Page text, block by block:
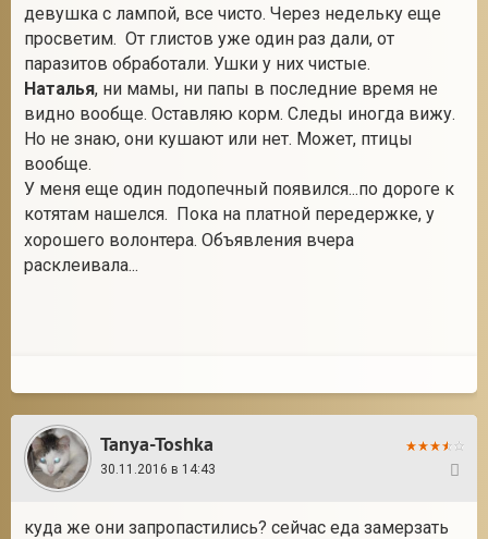
девушка с лампой, все чисто. Через недельку еще
просветим. От глистов уже один раз дали, от
паразитов обработали. Ушки у них чистые.
Наталья, ни мамы, ни папы в последние время не
видно вообще. Оставляю корм. Следы иногда вижу.
Но не знаю, они кушают или нет. Может, птицы
вообще.
У меня еще один подопечный появился...по дороге к
котятам нашелся. Пока на платной передержке, у
хорошего волонтера. Объявления вчера
расклеивала...
Tanya-Toshka
30.11.2016 в 14:43
куда же они запропастились? сейчас еда замерзать